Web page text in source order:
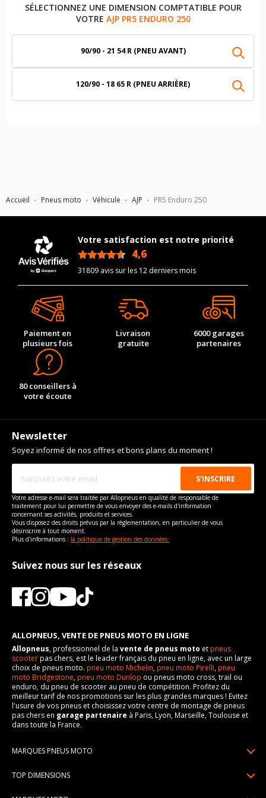
Accueil Pneus moto Véhicule AJP PR5 Enduro 250
SÉLECTIONNEZ UNE DIMENSION COMPTATIBLE POUR
VOTRE AJP PR5 ENDURO 250
90/90 - 21 54 R (PNEU AVANT)
120/90 - 18 65 R (PNEU ARRIÈRE)
Votre satisfaction est notre priorité
4,6
31809 avis sur les 12 derniers mois
Paiement en
plusieurs fois
Livraison
gratuite
6000 garages
partenaires
80 conseillers à
votre écoute
Newsletter
Soyez informé de nos offres et bons plans du moment !
Votre adresse e-mail sera traitée par Allopneus en qualité de responsable de
traitement pour lui permettre de vous envoyer des e-mails d'information
concernant ses activités, produits et services.
Vous disposez des droits prévus par la règlementation, en particulier de vous
désinscrire à tout moment.
Plus d'informations : la politique de gestion des données.
Suivez nous sur les réseaux
ALLOPNEUS, VENTE DE PNEUS MOTO EN LIGNE
Allopneus, professionnel de la vente de pneus moto etpneus
scooterpas chers, est le leader français du pneu en ligne, avec un large
choix de pneus moto. pneu moto Michelin,pneu moto Pirelli,pneu
moto Bridgestone,pneu moto Dunlop ou pneus moto cross, trail ou
enduro, du pneu de scooter au pneu de compétition. Profitez du
meilleur tarif de nos promotions sur les plus grandes marques ! Evitez
l'usure de vos pneus et choisissez votre centre de montage de pneus
pas chers en garage partenaire à Paris, Lyon, Marseille, Toulouse et
dans toute la France.
MARQUES PNEUS MOTO
TOP DIMENSIONS